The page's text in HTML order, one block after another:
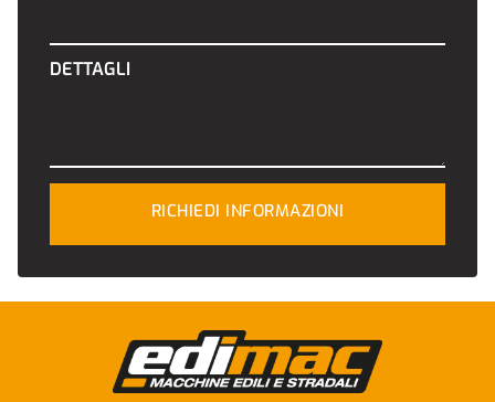
DETTAGLI
RICHIEDI INFORMAZIONI